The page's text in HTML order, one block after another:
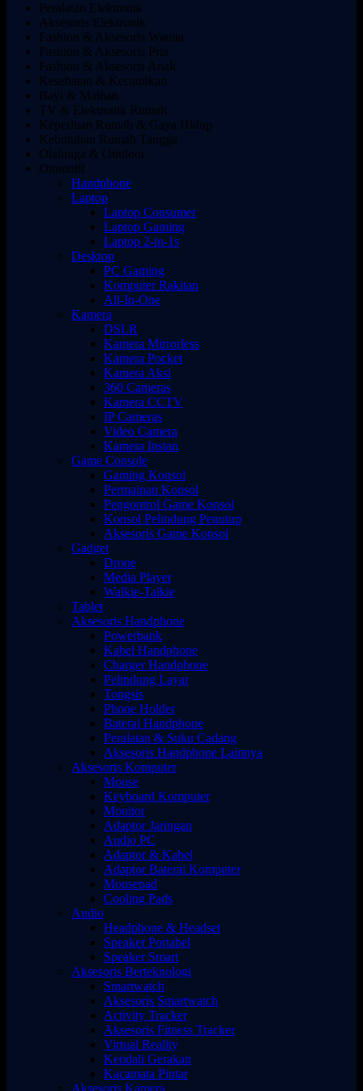
Peralatan Elektronik
Aksesoris Elektronik
Fashion & Aksesoris Wanita
Fashion & Aksesoris Pria
Fashion & Aksesoris Anak
Kesehatan & Kecantikan
Bayi & Mainan
TV & Elektronik Rumah
Keperluan Rumah & Gaya Hidup
Kebutuhan Rumah Tangga
Olahraga & Outdoor
Otomotif
Handphone
Laptop
Laptop Consumer
Laptop Gaming
Laptop 2-in-1s
Desktop
PC Gaming
Komputer Rakitan
All-In-One
Kamera
DSLR
Kamera Mirrorless
Kamera Pocket
Kamera Aksi
360 Cameras
Kamera CCTV
IP Cameras
Video Camera
Kamera Instan
Game Console
Gaming Konsol
Permainan Konsol
Pengontrol Game Konsol
Konsol Pelindung Penutup
Aksesoris Game Konsol
Gadget
Drone
Media Player
Walkie-Talkie
Tablet
Aksesoris Handphone
Powerbank
Kabel Handphone
Charger Handphone
Pelindung Layar
Tongsis
Phone Holder
Baterai Handphone
Peralatan & Suku Cadang
Aksesoris Handphone Lainnya
Aksesoris Komputer
Mouse
Keyboard Komputer
Monitor
Adaptor Jaringan
Audio PC
Adaptor & Kabel
Adaptor Baterai Komputer
Mousepad
Cooling Pads
Audio
Headphone & Headset
Speaker Portabel
Speaker Smart
Aksesoris Berteknologi
Smartwatch
Aksesoris Smartwatch
Activity Tracker
Aksesoris Fitness Tracker
Virtual Reality
Kendali Gerakan
Kacamata Pintar
Aksesoris Kamera